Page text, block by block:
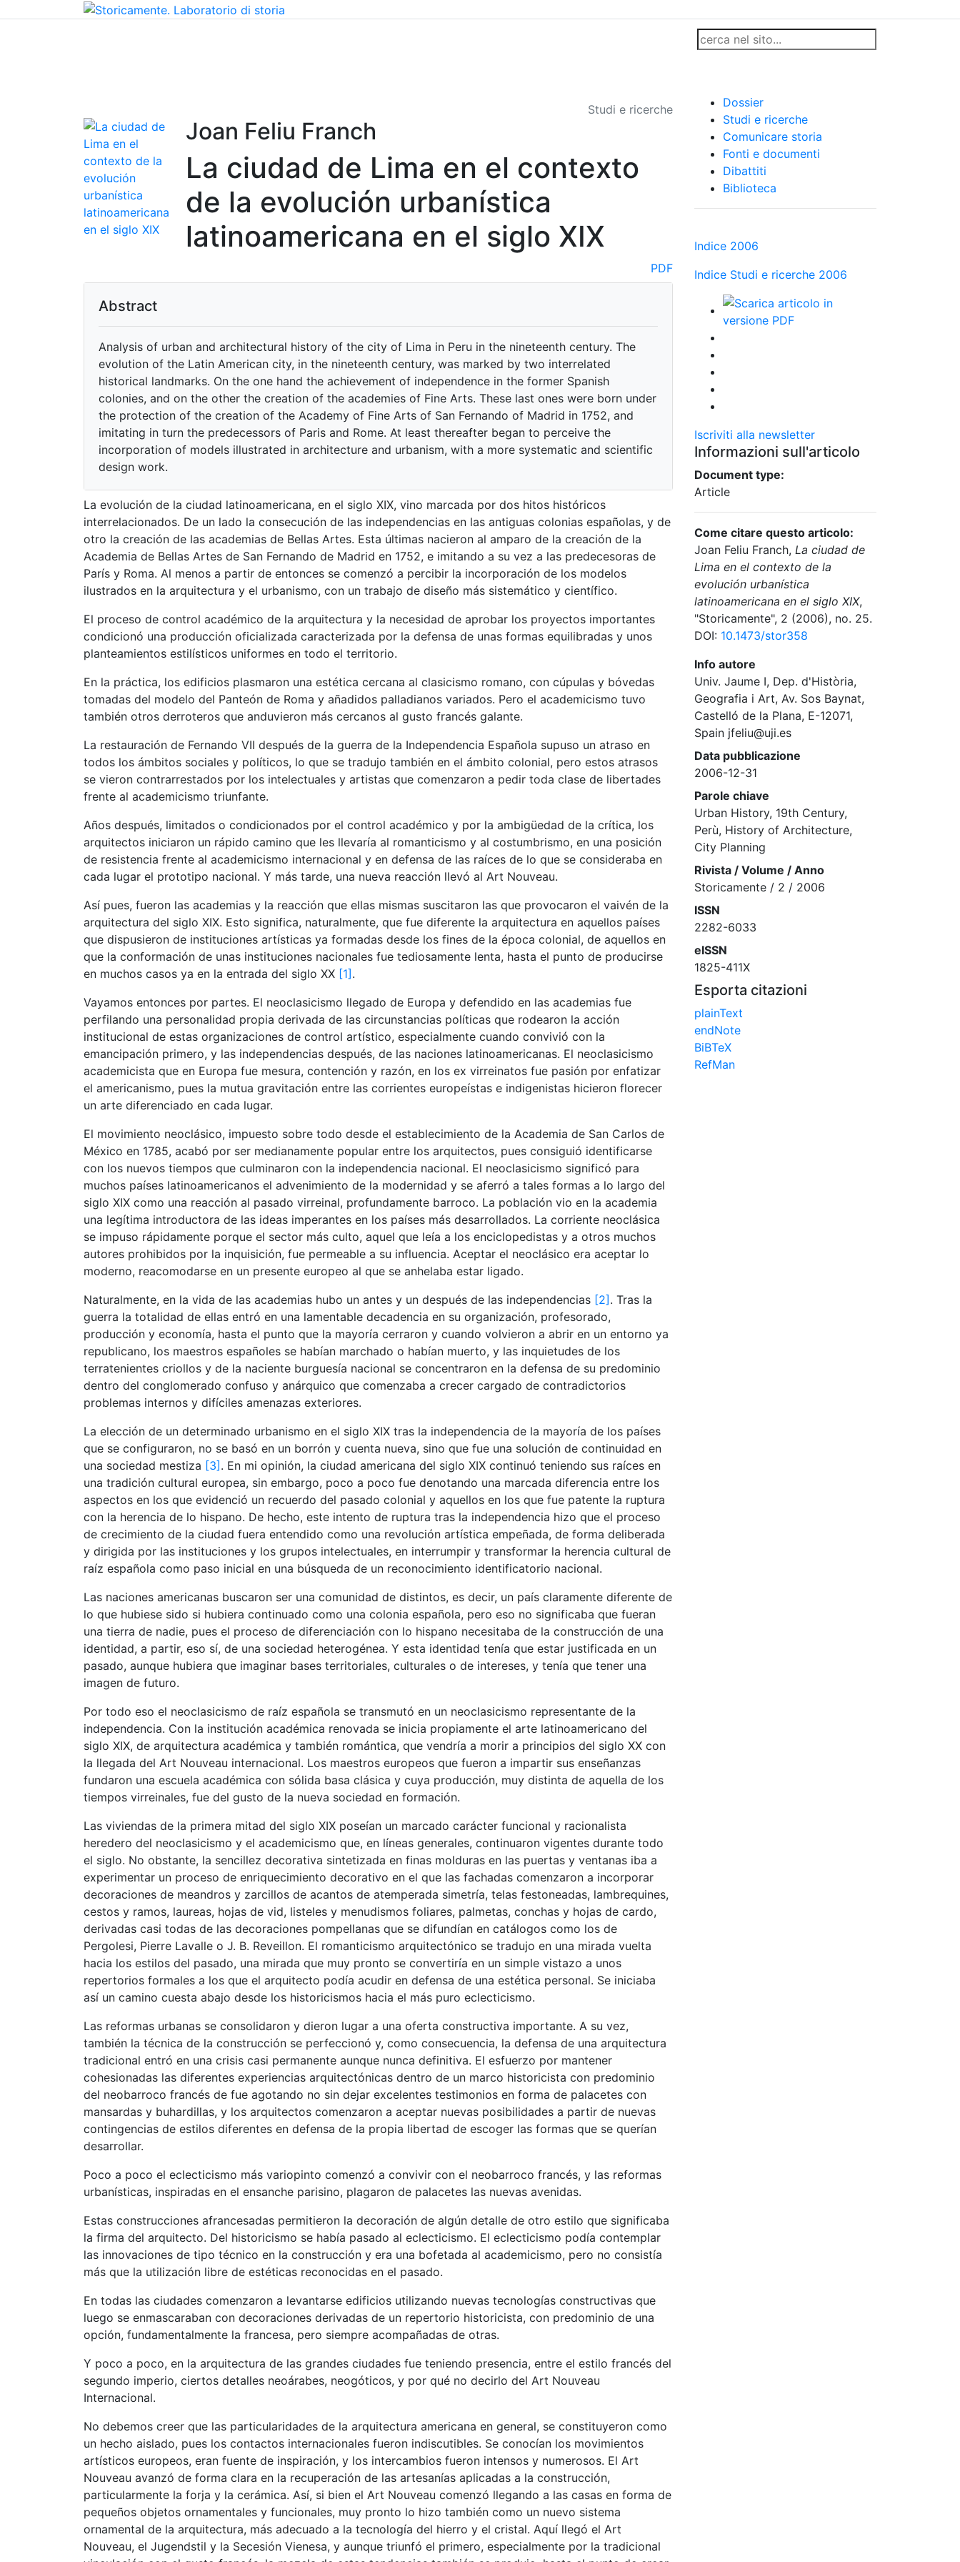
Studi e ricerche
Joan Feliu Franch
La ciudad de Lima en el contexto
de la evolución urbanística
latinoamericana en el siglo XIX
PDF
Abstract
Analysis of urban and architectural history of the city of Lima in Peru in the nineteenth century. The
evolution of the Latin American city, in the nineteenth century, was marked by two interrelated
historical landmarks. On the one hand the achievement of independence in the former Spanish
colonies, and on the other the creation of the academies of Fine Arts. These last ones were born under
the protection of the creation of the Academy of Fine Arts of San Fernando of Madrid in 1752, and
imitating in turn the predecessors of Paris and Rome. At least thereafter began to perceive the
incorporation of models illustrated in architecture and urbanism, with a more systematic and scientific
design work.
La evolución de la ciudad latinoamericana, en el siglo XIX, vino marcada por dos hitos históricos
interrelacionados. De un lado la consecución de las independencias en las antiguas colonias españolas, y de
otro la creación de las academias de Bellas Artes. Esta últimas nacieron al amparo de la creación de la
Academia de Bellas Artes de San Fernando de Madrid en 1752, e imitando a su vez a las predecesoras de
París y Roma. Al menos a partir de entonces se comenzó a percibir la incorporación de los modelos
ilustrados en la arquitectura y el urbanismo, con un trabajo de diseño más sistemático y científico.
El proceso de control académico de la arquitectura y la necesidad de aprobar los proyectos importantes
condicionó una producción oficializada caracterizada por la defensa de unas formas equilibradas y unos
planteamientos estilísticos uniformes en todo el territorio.
En la práctica, los edificios plasmaron una estética cercana al clasicismo romano, con cúpulas y bóvedas
tomadas del modelo del Panteón de Roma y añadidos palladianos variados. Pero el academicismo tuvo
también otros derroteros que anduvieron más cercanos al gusto francés galante.
La restauración de Fernando VII después de la guerra de la Independencia Española supuso un atraso en
todos los ámbitos sociales y políticos, lo que se tradujo también en el ámbito colonial, pero estos atrasos
se vieron contrarrestados por los intelectuales y artistas que comenzaron a pedir toda clase de libertades
frente al academicismo triunfante.
Años después, limitados o condicionados por el control académico y por la ambigüedad de la crítica, los
arquitectos iniciaron un rápido camino que les llevaría al romanticismo y al costumbrismo, en una posición
de resistencia frente al academicismo internacional y en defensa de las raíces de lo que se consideraba en
cada lugar el prototipo nacional. Y más tarde, una nueva reacción llevó al Art Nouveau.
Así pues, fueron las academias y la reacción que ellas mismas suscitaron las que provocaron el vaivén de la
arquitectura del siglo XIX. Esto significa, naturalmente, que fue diferente la arquitectura en aquellos países
que dispusieron de instituciones artísticas ya formadas desde los fines de la época colonial, de aquellos en
que la conformación de unas instituciones nacionales fue tediosamente lenta, hasta el punto de producirse
en muchos casos ya en la entrada del siglo XX [1].
Vayamos entonces por partes. El neoclasicismo llegado de Europa y defendido en las academias fue
perfilando una personalidad propia derivada de las circunstancias políticas que rodearon la acción
institucional de estas organizaciones de control artístico, especialmente cuando convivió con la
emancipación primero, y las independencias después, de las naciones latinoamericanas. El neoclasicismo
academicista que en Europa fue mesura, contención y razón, en los ex virreinatos fue pasión por enfatizar
el americanismo, pues la mutua gravitación entre las corrientes europeístas e indigenistas hicieron florecer
un arte diferenciado en cada lugar.
El movimiento neoclásico, impuesto sobre todo desde el establecimiento de la Academia de San Carlos de
México en 1785, acabó por ser medianamente popular entre los arquitectos, pues consiguió identificarse
con los nuevos tiempos que culminaron con la independencia nacional. El neoclasicismo significó para
muchos países latinoamericanos el advenimiento de la modernidad y se aferró a tales formas a lo largo del
siglo XIX como una reacción al pasado virreinal, profundamente barroco. La población vio en la academia
una legítima introductora de las ideas imperantes en los países más desarrollados. La corriente neoclásica
se impuso rápidamente porque el sector más culto, aquel que leía a los enciclopedistas y a otros muchos
autores prohibidos por la inquisición, fue permeable a su influencia. Aceptar el neoclásico era aceptar lo
moderno, reacomodarse en un presente europeo al que se anhelaba estar ligado.
Naturalmente, en la vida de las academias hubo un antes y un después de las independencias [2]. Tras la
guerra la totalidad de ellas entró en una lamentable decadencia en su organización, profesorado,
producción y economía, hasta el punto que la mayoría cerraron y cuando volvieron a abrir en un entorno ya
republicano, los maestros españoles se habían marchado o habían muerto, y las inquietudes de los
terratenientes criollos y de la naciente burguesía nacional se concentraron en la defensa de su predominio
dentro del conglomerado confuso y anárquico que comenzaba a crecer cargado de contradictorios
problemas internos y difíciles amenazas exteriores.
La elección de un determinado urbanismo en el siglo XIX tras la independencia de la mayoría de los países
que se configuraron, no se basó en un borrón y cuenta nueva, sino que fue una solución de continuidad en
una sociedad mestiza [3]. En mi opinión, la ciudad americana del siglo XIX continuó teniendo sus raíces en
una tradición cultural europea, sin embargo, poco a poco fue denotando una marcada diferencia entre los
aspectos en los que evidenció un recuerdo del pasado colonial y aquellos en los que fue patente la ruptura
con la herencia de lo hispano. De hecho, este intento de ruptura tras la independencia hizo que el proceso
de crecimiento de la ciudad fuera entendido como una revolución artística empeñada, de forma deliberada
y dirigida por las instituciones y los grupos intelectuales, en interrumpir y transformar la herencia cultural de
raíz española como paso inicial en una búsqueda de un reconocimiento identificatorio nacional.
Las naciones americanas buscaron ser una comunidad de distintos, es decir, un país claramente diferente de
lo que hubiese sido si hubiera continuado como una colonia española, pero eso no significaba que fueran
una tierra de nadie, pues el proceso de diferenciación con lo hispano necesitaba de la construcción de una
identidad, a partir, eso sí, de una sociedad heterogénea. Y esta identidad tenía que estar justificada en un
pasado, aunque hubiera que imaginar bases territoriales, culturales o de intereses, y tenía que tener una
imagen de futuro.
Por todo eso el neoclasicismo de raíz española se transmutó en un neoclasicismo representante de la
independencia. Con la institución académica renovada se inicia propiamente el arte latinoamericano del
siglo XIX, de arquitectura académica y también romántica, que vendría a morir a principios del siglo XX con
la llegada del Art Nouveau internacional. Los maestros europeos que fueron a impartir sus enseñanzas
fundaron una escuela académica con sólida basa clásica y cuya producción, muy distinta de aquella de los
tiempos virreinales, fue del gusto de la nueva sociedad en formación.
Las viviendas de la primera mitad del siglo XIX poseían un marcado carácter funcional y racionalista
heredero del neoclasicismo y el academicismo que, en líneas generales, continuaron vigentes durante todo
el siglo. No obstante, la sencillez decorativa sintetizada en finas molduras en las puertas y ventanas iba a
experimentar un proceso de enriquecimiento decorativo en el que las fachadas comenzaron a incorporar
decoraciones de meandros y zarcillos de acantos de atemperada simetría, telas festoneadas, lambrequines,
cestos y ramos, laureas, hojas de vid, listeles y menudismos foliares, palmetas, conchas y hojas de cardo,
derivadas casi todas de las decoraciones pompellanas que se difundían en catálogos como los de
Pergolesi, Pierre Lavalle o J. B. Reveillon. El romanticismo arquitectónico se tradujo en una mirada vuelta
hacia los estilos del pasado, una mirada que muy pronto se convertiría en un simple vistazo a unos
repertorios formales a los que el arquitecto podía acudir en defensa de una estética personal. Se iniciaba
así un camino cuesta abajo desde los historicismos hacia el más puro eclecticismo.
Las reformas urbanas se consolidaron y dieron lugar a una oferta constructiva importante. A su vez,
también la técnica de la construcción se perfeccionó y, como consecuencia, la defensa de una arquitectura
tradicional entró en una crisis casi permanente aunque nunca definitiva. El esfuerzo por mantener
cohesionadas las diferentes experiencias arquitectónicas dentro de un marco historicista con predominio
del neobarroco francés de fue agotando no sin dejar excelentes testimonios en forma de palacetes con
mansardas y buhardillas, y los arquitectos comenzaron a aceptar nuevas posibilidades a partir de nuevas
contingencias de estilos diferentes en defensa de la propia libertad de escoger las formas que se querían
desarrollar.
Poco a poco el eclecticismo más variopinto comenzó a convivir con el neobarroco francés, y las reformas
urbanísticas, inspiradas en el ensanche parisino, plagaron de palacetes las nuevas avenidas.
Estas construcciones afrancesadas permitieron la decoración de algún detalle de otro estilo que significaba
la firma del arquitecto. Del historicismo se había pasado al eclecticismo. El eclecticismo podía contemplar
las innovaciones de tipo técnico en la construcción y era una bofetada al academicismo, pero no consistía
más que la utilización libre de estéticas reconocidas en el pasado.
En todas las ciudades comenzaron a levantarse edificios utilizando nuevas tecnologías constructivas que
luego se enmascaraban con decoraciones derivadas de un repertorio historicista, con predominio de una
opción, fundamentalmente la francesa, pero siempre acompañadas de otras.
Y poco a poco, en la arquitectura de las grandes ciudades fue teniendo presencia, entre el estilo francés del
segundo imperio, ciertos detalles neoárabes, neogóticos, y por qué no decirlo del Art Nouveau
Internacional.
No debemos creer que las particularidades de la arquitectura americana en general, se constituyeron como
un hecho aislado, pues los contactos internacionales fueron indiscutibles. Se conocían los movimientos
artísticos europeos, eran fuente de inspiración, y los intercambios fueron intensos y numerosos. El Art
Nouveau avanzó de forma clara en la recuperación de las artesanías aplicadas a la construcción,
particularmente la forja y la cerámica. Así, si bien el Art Nouveau comenzó llegando a las casas en forma de
pequeños objetos ornamentales y funcionales, muy pronto lo hizo también como un nuevo sistema
ornamental de la arquitectura, más adecuado a la tecnología del hierro y el cristal. Aquí llegó el Art
Nouveau, el Jugendstil y la Secesión Vienesa, y aunque triunfó el primero, especialmente por la tradicional
Dossier
Studi e ricerche
Comunicare storia
Fonti e documenti
Dibattiti
Biblioteca
Indice 2006
Indice Studi e ricerche 2006
Iscriviti alla newsletter
Informazioni sull'articolo
Document type:
Article
Come citare questo articolo:
Joan Feliu Franch, La ciudad de
Lima en el contexto de la
evolución urbanística
latinoamericana en el siglo XIX,
"Storicamente", 2 (2006), no. 25.
DOI: 10.1473/stor358
Info autore
Univ. Jaume I, Dep. d'Història,
Geografia i Art, Av. Sos Baynat,
Castelló de la Plana, E-12071,
Spain jfeliu@uji.es
Data pubblicazione
2006-12-31
Parole chiave
Urban History, 19th Century,
Perù, History of Architecture,
City Planning
Rivista / Volume / Anno
Storicamente / 2 / 2006
ISSN
2282-6033
eISSN
1825-411X
Esporta citazioni
plainText
endNote
BiBTeX
RefMan